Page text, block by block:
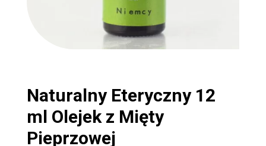
Naturalny Eteryczny 12
ml Olejek z Mięty
Pieprzowej